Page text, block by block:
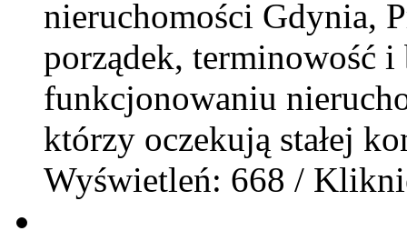
nieruchomości Gdynia,
porządek, terminowość
funkcjonowaniu
którzy oczekują stałej
Wyświetleń: 668 /